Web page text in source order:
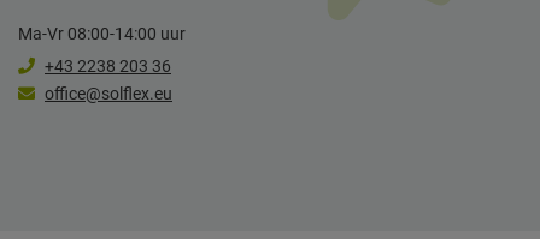
Ma-Vr 08:00-14:00 uur
+43 2238 203 36
office@solflex.eu